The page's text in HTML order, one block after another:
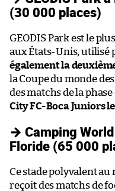
(30 000 places)
GEODIS Park est le
aux États-Unis, utilisé
également la
la Coupe du monde
des matchs de la
City FC-Boca Juniors
→ Camping
Floride (65 000
Ce stade polyvalent
reçoit des matchs de